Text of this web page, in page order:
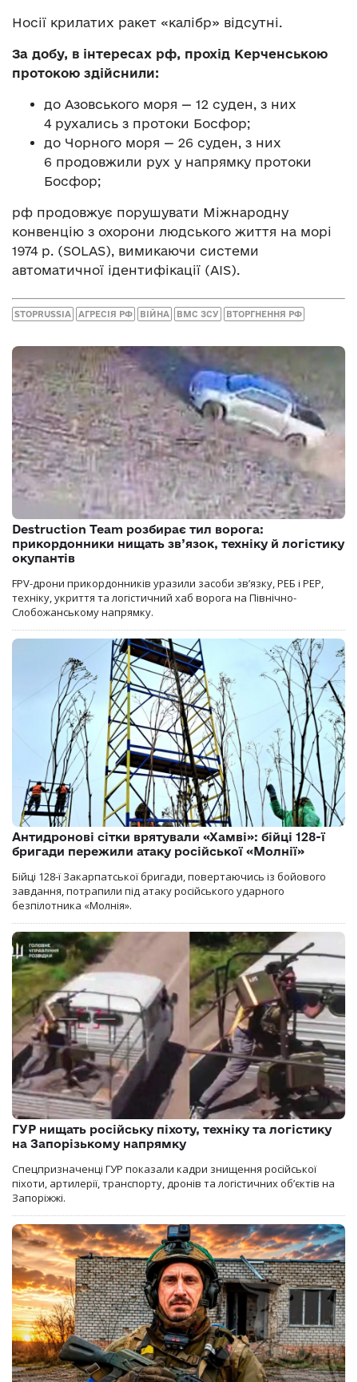
Носії крилатих ракет «калібр» відсутні.
За добу, в інтересах рф, прохід Керченською
протокою здійснили:
до Азовського моря — 12 суден, з них
4 рухались з протоки Босфор;
до Чорного моря — 26 суден, з них
6 продовжили рух у напрямку протоки
Босфор;
рф продовжує порушувати Міжнародну
конвенцію з охорони людського життя на морі
1974 р. (SOLAS), вимикаючи системи
автоматичної ідентифікації (AIS).
STOPRUSSIA АГРЕСІЯ РФ ВІЙНА ВМС ЗСУ ВТОРГНЕННЯ РФ
Destruction Team розбирає тил ворога:
прикордонники нищать зв’язок, техніку й логістику
окупантів
FPV-дрони прикордонників уразили засоби зв’язку, РЕБ і РЕР,
техніку, укриття та логістичний хаб ворога на Північно-
Слобожанському напрямку.
Антидронові сітки врятували «Хамві»: бійці 128-ї
бригади пережили атаку російської «Молнії»
Бійці 128-ї Закарпатської бригади, повертаючись із бойового
завдання, потрапили під атаку російського ударного
безпілотника «Молнія».
ГУР нищать російську піхоту, техніку та логістику
на Запорізькому напрямку
Спецпризначенці ГУР показали кадри знищення російської
піхоти, артилерії, транспорту, дронів та логістичних об’єктів на
Запоріжжі.